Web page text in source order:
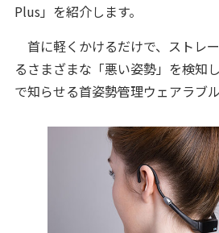
Plus」を紹介します。
首に軽くかけるだけで、ストレ
るさまざまな「悪い姿勢」を検知
で知らせる首姿勢管理ウェアラブ